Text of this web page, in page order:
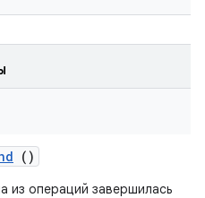
()
из операций завершилась